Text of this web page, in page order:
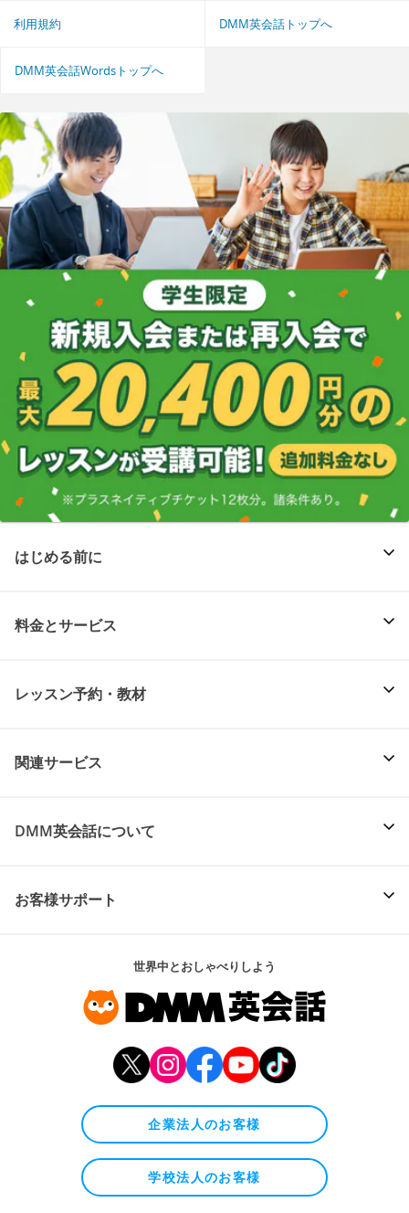
利用規約 DMM英会話トップへ
DMM英会話Wordsトップへ
はじめる前に
料金とサービス
レッスン予約・教材
関連サービス
DMM英会話について
お客様サポート
世界中とおしゃべりしよう
企業法人のお客様
学校法人のお客様